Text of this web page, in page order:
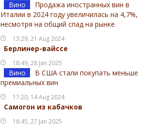
Вино
Продажа иностранных вин в
Италии в 2024 году увеличилась на 4,7%,
несмотря на общий спад на рынке
13:29, 21 Aug 2024
Берлинер-вайссе
18:49, 28 Jan 2025
Вино
В США стали покупать меньше
премиальных вин
17:20, 14 Aug 2024
Самогон из кабачков
18:45, 27 Jan 2025